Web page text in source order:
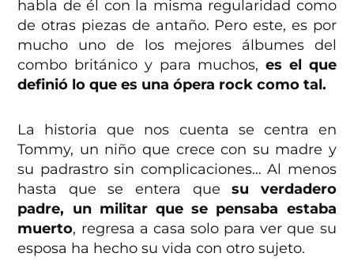
habla de él con la misma regularidad como
de otras piezas de antaño. Pero este, es por
mucho uno de los mejores álbumes del
combo británico y para muchos,es el que
definió lo que es una ópera rock como tal.
La historia que nos cuenta se centra en
Tommy, un niño que crece con su madre y
su padrastro sin complicaciones… Al menos
hasta que se entera quesu verdadero
padre, un militar que se pensaba estaba
muerto, regresa a casa solo para ver que su
esposa ha hecho su vida con otro sujeto.